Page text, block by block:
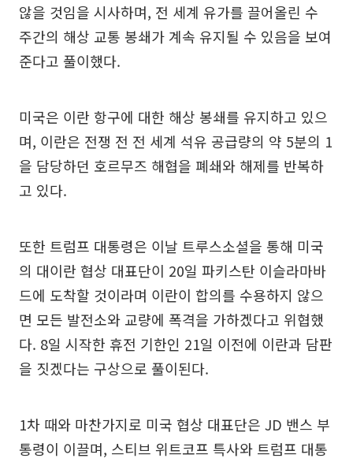
않을 것임을 시사하며, 전 세계 유가를 끌어올린 수
주간의 해상 교통 봉쇄가 계속 유지될 수 있음을 보여
준다고 풀이했다.
미국은 이란 항구에 대한 해상 봉쇄를 유지하고 있으
며, 이란은 전쟁 전 전 세계 석유 공급량의 약 5분의 1
을 담당하던 호르무즈 해협을 폐쇄와 해제를 반복하
고 있다.
또한 트럼프 대통령은 이날 트루스소셜을 통해 미국
의 대이란 협상 대표단이 20일 파키스탄 이슬라마바
드에 도착할 것이라며 이란이 합의를 수용하지 않으
면 모든 발전소와 교량에 폭격을 가하겠다고 위협했
다. 8일 시작한 휴전 기한인 21일 이전에 이란과 담판
을 짓겠다는 구상으로 풀이된다.
1차 때와 마찬가지로 미국 협상 대표단은 JD 밴스 부
통령이 이끌며, 스티브 위트코프 특사와 트럼프 대통